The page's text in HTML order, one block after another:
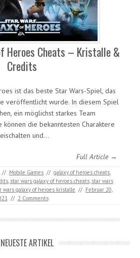
Heroes Cheats – Kristalle &
Credits
ist das beste Star Wars-Spiel, das
veröffentlicht wurde. In diesem Spiel
ein möglichst starkes Team
können die bekanntesten Charaktere
und…
Full Article →
// Mobile Games // galaxy of heroes cheats
, star wars galaxy of heroes cheats, star wars
wars galaxy of heroes kristalle // Februar 20,
// 2 Comments
NEUESTE ARTIKEL